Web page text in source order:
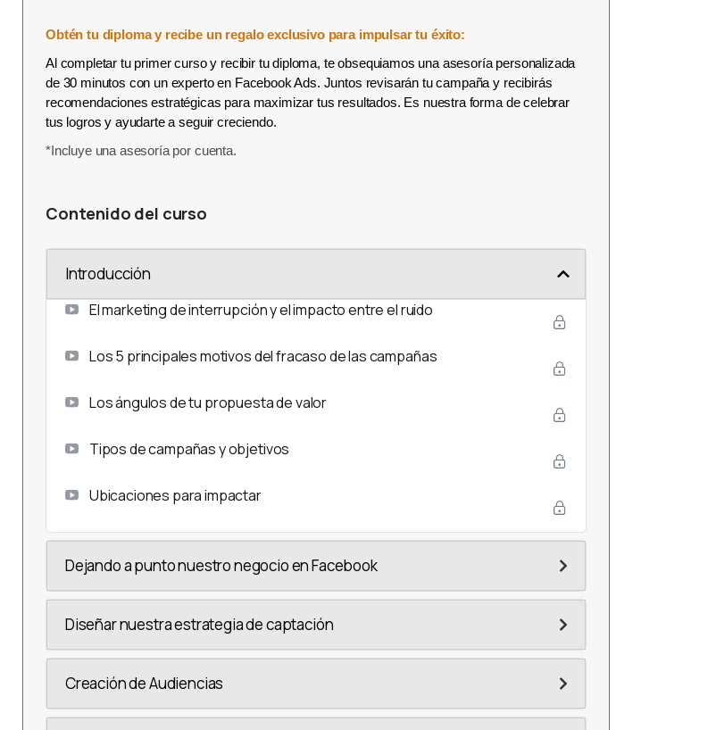
Obtén tu diploma y recibe un regalo exclusivo para impulsar tu éxito:
Al completar tu primer curso y recibir tu diploma, te obsequiamos una asesoría personalizada
de 30 minutos con un experto en Facebook Ads. Juntos revisarán tu campaña y recibirás
recomendaciones estratégicas para maximizar tus resultados. Es nuestra forma de celebrar
tus logros y ayudarte a seguir creciendo.
*Incluye una asesoría por cuenta.
Contenido del curso
Introducción
El marketing de interrupción y el impacto entre el ruido
Los 5 principales motivos del fracaso de las campañas
Los ángulos de tu propuesta de valor
Tipos de campañas y objetivos
Ubicaciones para impactar
Dejando a punto nuestro negocio en Facebook
Diseñar nuestra estrategia de captación
Creación de Audiencias